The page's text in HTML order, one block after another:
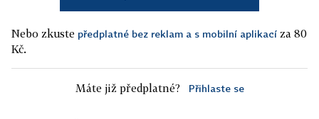
Nebo zkuste předplatné bez reklam a s mobilní aplikací za 80
Kč.
Máte již předplatné? Přihlaste se